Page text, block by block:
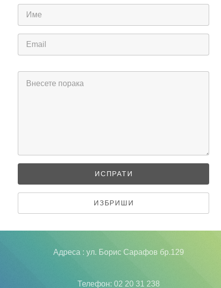
Адреса : ул. Борис Сарафов бр.129
Телефон: 02 20 31 238